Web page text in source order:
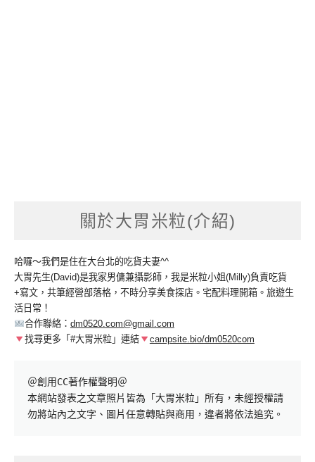
關於大胃米粒(介紹)
哈囉～我們是住在大台北的吃貨夫妻^^
大胃先生(David)是我家男傭兼攝影師，我是米粒小姐(Milly)負責吃貨
+寫文，共筆經營部落格，不時分享美食探店。宅配料理開箱。旅遊生
活日常！
合作聯絡： dm0520.com@gmail.com
找尋更多「#大胃米粒」連結
campsite.bio/dm0520com
＠創用CC著作權聲明＠
本網站發表之文章照片皆為「大胃米粒」所有，未經授權請
勿將站內之文字、圖片任意轉貼與商用，違者將依法追究。